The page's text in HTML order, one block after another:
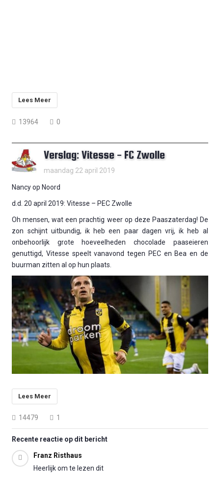
Lees Meer
13964 0
Verslag: Vitesse - FC Zwolle
maandag 22 april 2019
Nancy op Noord
d.d. 20 april 2019: Vitesse – PEC Zwolle
Oh mensen, wat een prachtig weer op deze Paaszaterdag! De
zon schijnt uitbundig, ik heb een paar dagen vrij, ik heb al
onbehoorlijk grote hoeveelheden chocolade paaseieren
genuttigd, Vitesse speelt vanavond tegen PEC en Bea en de
buurman zitten al op hun plaats.
Lees Meer
14479 1
Recente reactie op dit bericht
Franz Risthaus
Heerlijk om te lezen dit